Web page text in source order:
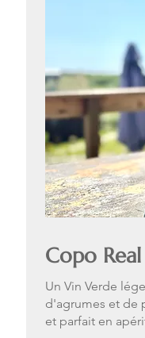
Copo
Un Vin Verde
d'agrumes et de
et parfait en